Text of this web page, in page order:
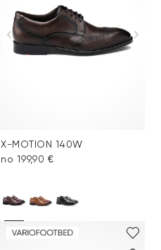
X-MOTION 140W
no 199,90 €